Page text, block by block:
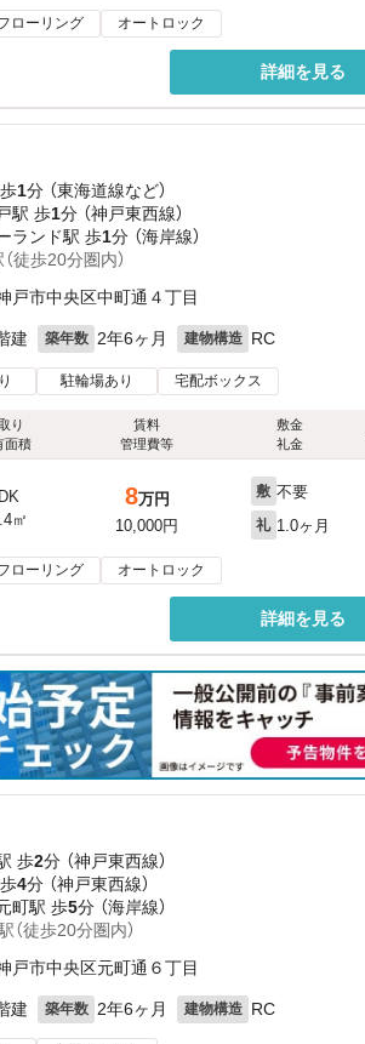
ローリング オートロック
詳細を見る
1分 （東海道線など）
駅 歩1分 （神戸東西線）
ランド駅 歩1分 （海岸線）
徒歩20分圏内）
戸市中央区中町通４丁目
建 築年数 2年6ヶ月 建物構造 RC
駐輪場あり 宅配ボックス
り
面積
賃料
管理費等
敷金
礼金
㎡
8万円
10,000円
敷 不要
礼 1.0ヶ月
ローリング オートロック
詳細を見る
歩2分 （神戸東西線）
4分 （神戸東西線）
町駅 歩5分 （海岸線）
（徒歩20分圏内）
戸市中央区元町通６丁目
建 築年数 2年6ヶ月 建物構造 RC